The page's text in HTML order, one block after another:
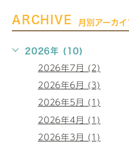
ARCHIVE 月別アーカイ
2026年 (10)
2026年7月 (2)
2026年6月 (3)
2026年5月 (1)
2026年4月 (1)
2026年3月 (1)